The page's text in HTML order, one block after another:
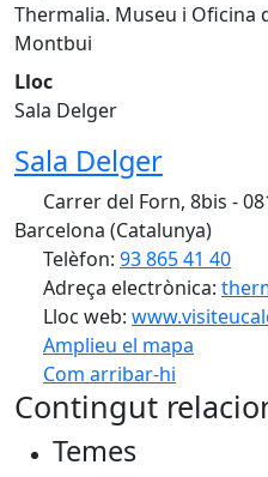
Thermalia. Museu i Oficina
Montbui
Lloc
Sala Delger
Sala Delger
Carrer del Forn, 8bis -
Barcelona (Catalunya)
Telèfon: 93 865 41 40
Adreça electrònica:
Lloc web:
Amplieu el mapa
Com arribar-hi
+
Contingut
Temes